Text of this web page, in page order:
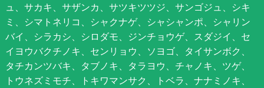
ュ、サカキ、サザンカ、サツキツツジ、サンゴジュ、シキ
ミ、シマトネリコ、シャクナゲ、シャシャンポ、シャリン
バイ、シラカシ、シロダモ、ジンチョウゲ、スダジイ、セ
イヨウバクチノキ、センリョウ、ソヨゴ、タイサンボク、
タチカンツバキ、タブノキ、タラヨウ、チャノキ、ツゲ、
トウネズミモチ、トキワマンサク、トベラ、ナナミノキ、